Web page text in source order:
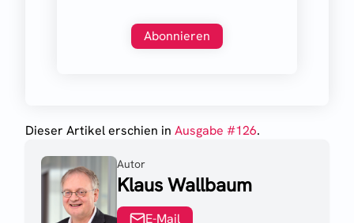
Abonnieren
Dieser Artikel erschien in Ausgabe #126.
Autor
Klaus Wallbaum
E-Mail